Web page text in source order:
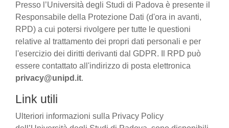
Presso l’Università degli Studi di Padova è presente il
Responsabile della Protezione Dati (d'ora in avanti,
RPD) a cui potersi rivolgere per tutte le questioni
relative al trattamento dei propri dati personali e per
l'esercizio dei diritti derivanti dal GDPR. Il RPD può
essere contattato all'indirizzo di posta elettronica
privacy@unipd.it.
Link utili
Ulteriori informazioni sulla Privacy Policy